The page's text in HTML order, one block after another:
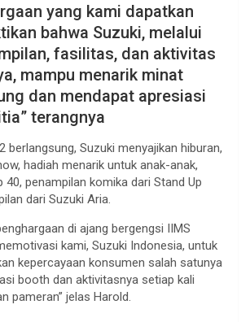
yang kami dapatkan
bahwa Suzuki, melalui
fasilitas, dan aktivitas
mampu menarik minat
dan mendapat apresiasi
terangnya
berlangsung, Suzuki menyajikan hiburan,
hadiah menarik untuk anak-anak,
penampilan komika dari Stand Up
dari Suzuki Aria.
di ajang bergengsi IIMS
kami, Suzuki Indonesia, untuk
kepercayaan konsumen salah satunya
booth dan aktivitasnya setiap kali
pameran” jelas Harold.